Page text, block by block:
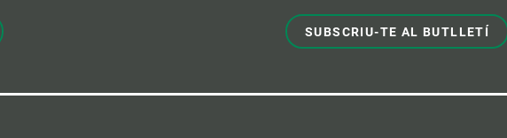
SUBSCRIU-TE AL BUTLLETÍ